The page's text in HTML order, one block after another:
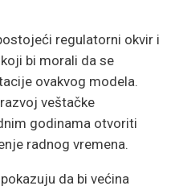
regulatorni okvir i
bi morali da se
ovakvog modela.
veštačke
godinama otvoriti
radnog vremena.
da bi većina